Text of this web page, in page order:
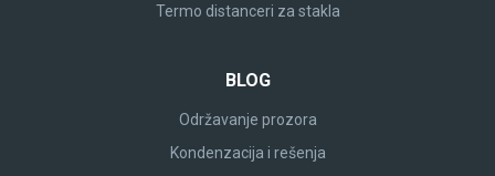
Termo distanceri za stakla
BLOG
Održavanje prozora
Kondenzacija i rešenja